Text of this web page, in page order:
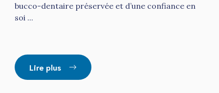
bucco-dentaire préservée et d’une confiance en
soi ...
Lire plus